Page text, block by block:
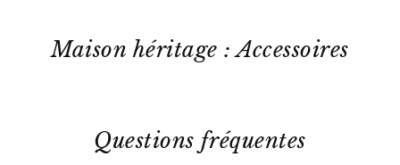
Maison héritage : Accessoires
Questions fréquentes